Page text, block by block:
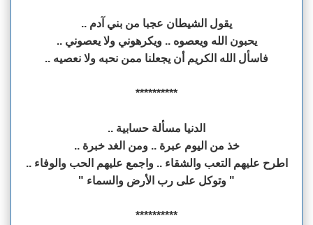
يقول الشيطان عجبا من بني آدم ..
يحبون الله ويعصوه .. ويكرهوني ولا يعصوني ..
فاسأل الله الكريم أن يجعلنا ممن نحبه ولا نعصيه ..
**********
الدنيا مسألة حسابية ..
خذ من اليوم عبرة .. ومن الغد خبرة ..
اطرح عليهم التعب والشقاء .. واجمع عليهم الحب والوفاء ..
" وتوكل على رب الأرض والسماء "
**********